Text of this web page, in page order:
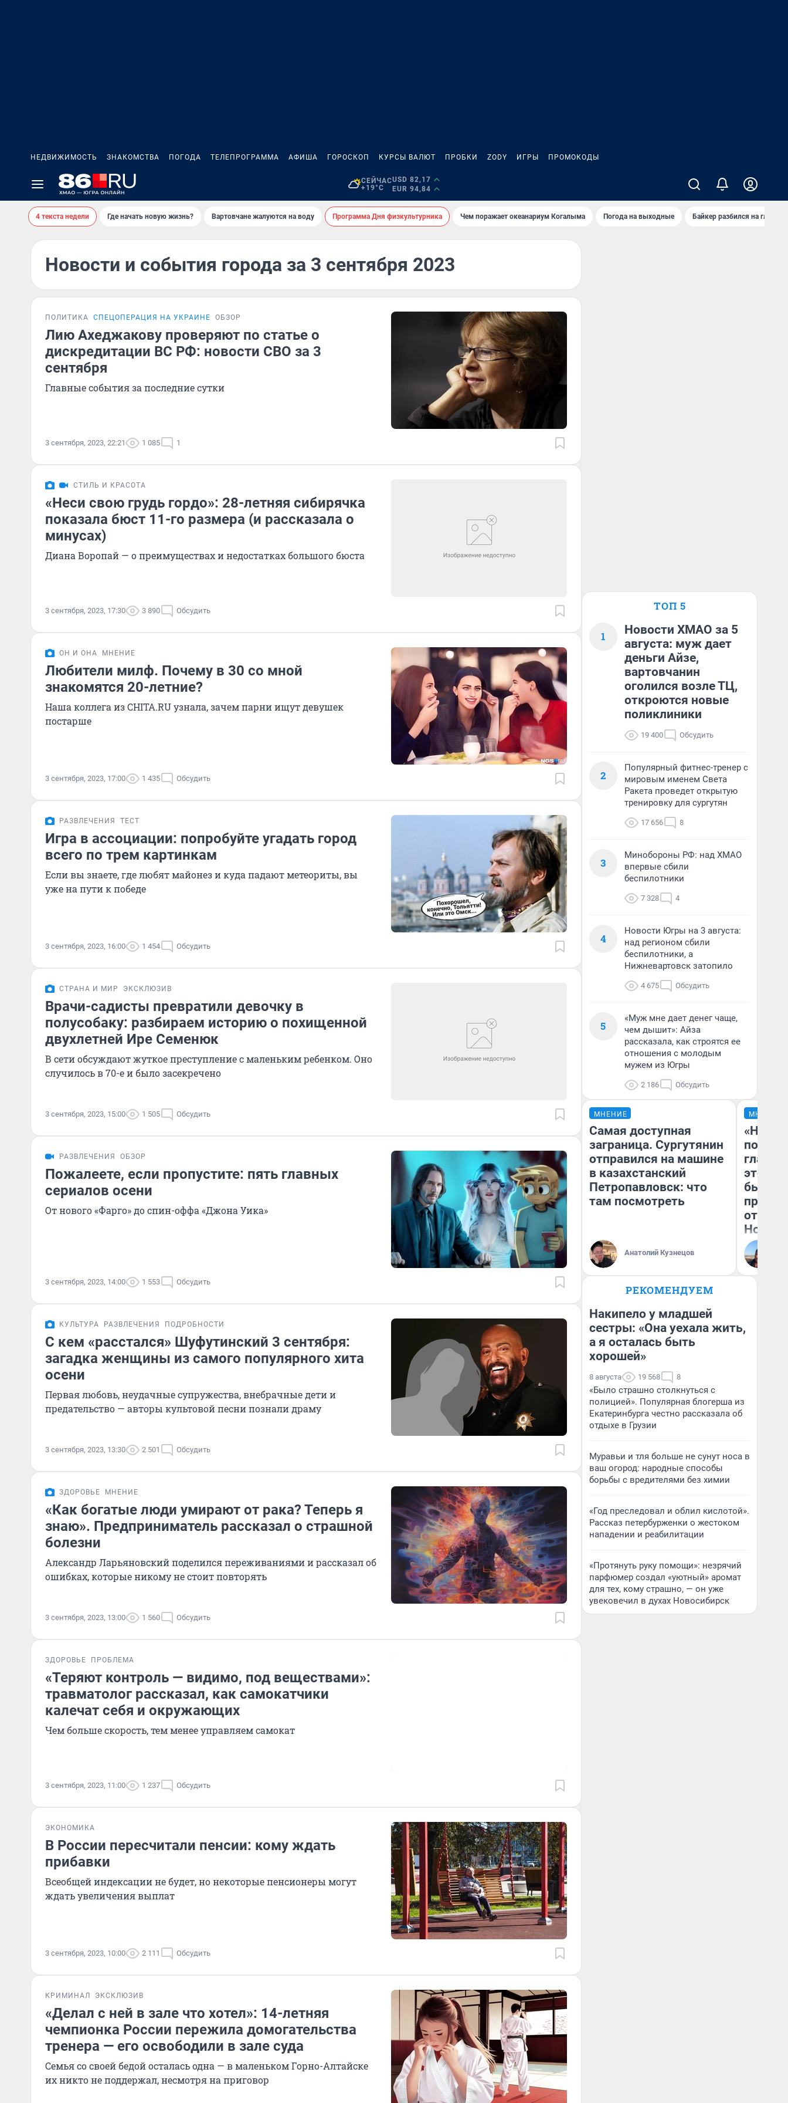
НЕДВИЖИМОСТЬ ЗНАКОМСТВА ПОГОДА ТЕЛЕПРОГРАММА АФИША ГОРОСКОП КУРСЫ ВАЛЮТ ПРОБКИ ZODY ИГРЫ ПРОМОКОДЫ
СЕЙЧАС
+19°C
USD 82,17
EUR 94,84
4 текста недели Где начать новую жизнь? Вартовчане жалуются на воду Программа Дня физкультурника Чем поражает океанариум Когалыма Погода на выходные Байкер разбился на глазах
Новости и события города за 3 сентября 2023
ПОЛИТИКА СПЕЦОПЕРАЦИЯ НА УКРАИНЕ ОБЗОР
Лию Ахеджакову проверяют по статье о
дискредитации ВС РФ: новости СВО за 3
сентября
Главные события за последние сутки
3 сентября, 2023, 22:21 1 085 1
СТИЛЬ И КРАСОТА
«Неси свою грудь гордо»: 28-летняя сибирячка
показала бюст 11-го размера (и рассказала о
минусах)
Диана Воропай — о преимуществах и недостатках большого бюста
3 сентября, 2023, 17:30 3 890 Обсудить
ОН И ОНА МНЕНИЕ
Любители милф. Почему в 30 со мной
знакомятся 20-летние?
Наша коллега из CHITA.RU узнала, зачем парни ищут девушек
постарше
3 сентября, 2023, 17:00 1 435 Обсудить
РАЗВЛЕЧЕНИЯ ТЕСТ
Игра в ассоциации: попробуйте угадать город
всего по трем картинкам
Если вы знаете, где любят майонез и куда падают метеориты, вы
уже на пути к победе
3 сентября, 2023, 16:00 1 454 Обсудить
СТРАНА И МИР ЭКСКЛЮЗИВ
Врачи-садисты превратили девочку в
полусобаку: разбираем историю о похищенной
двухлетней Ире Семенюк
В сети обсуждают жуткое преступление с маленьким ребенком. Оно
случилось в 70-е и было засекречено
3 сентября, 2023, 15:00 1 505 Обсудить
РАЗВЛЕЧЕНИЯ ОБЗОР
Пожалеете, если пропустите: пять главных
сериалов осени
От нового «Фарго» до спин-оффа «Джона Уика»
3 сентября, 2023, 14:00 1 553 Обсудить
КУЛЬТУРА РАЗВЛЕЧЕНИЯ ПОДРОБНОСТИ
С кем «расстался» Шуфутинский 3 сентября:
загадка женщины из самого популярного хита
осени
Первая любовь, неудачные супружества, внебрачные дети и
предательство — авторы культовой песни познали драму
3 сентября, 2023, 13:30 2 501 Обсудить
ЗДОРОВЬЕ МНЕНИЕ
«Как богатые люди умирают от рака? Теперь я
знаю». Предприниматель рассказал о страшной
болезни
Александр Ларьяновский поделился переживаниями и рассказал об
ошибках, которые никому не стоит повторять
3 сентября, 2023, 13:00 1 560 Обсудить
ЗДОРОВЬЕ ПРОБЛЕМА
«Теряют контроль — видимо, под веществами»:
травматолог рассказал, как самокатчики
калечат себя и окружающих
Чем больше скорость, тем менее управляем самокат
3 сентября, 2023, 11:00 1 237 Обсудить
ЭКОНОМИКА
В России пересчитали пенсии: кому ждать
прибавки
Всеобщей индексации не будет, но некоторые пенсионеры могут
ждать увеличения выплат
3 сентября, 2023, 10:00 2 111 Обсудить
КРИМИНАЛ ЭКСКЛЮЗИВ
«Делал с ней в зале что хотел»: 14-летняя
чемпионка России пережила домогательства
тренера — его освободили в зале суда
Семья со своей бедой осталась одна — в маленьком Горно-Алтайске
их никто не поддержал, несмотря на приговор
ТОП 5
1
Новости ХМАО за 5
августа: муж дает
деньги Айзе,
вартовчанин
оголился возле ТЦ,
откроются новые
поликлиники
19 400 Обсудить
2
Популярный фитнес-тренер с
мировым именем Света
Ракета проведет открытую
тренировку для сургутян
17 656 8
3
Минобороны РФ: над ХМАО
впервые сбили
беспилотники
7 328 4
4
Новости Югры на 3 августа:
над регионом сбили
беспилотники, а
Нижневартовск затопило
4 675 Обсудить
5
«Муж мне дает денег чаще,
чем дышит»: Айза
рассказала, как строятся ее
отношения с молодым
мужем из Югры
2 186 Обсудить
МНЕНИЕ
Самая доступная
заграница. Сургутянин
отправился на машине
в казахстанский
Петропавловск: что
там посмотреть
Анатолий Кузнецов
МНЕНИЕ
этого
бьет
отзыв
Нолана
РЕКОМЕНДУЕМ
Накипело у младшей
сестры: «Она уехала жить,
а я осталась быть
хорошей»
8 августа 19 568 8
«Было страшно столкнуться с
полицией». Популярная блогерша из
Екатеринбурга честно рассказала об
отдыхе в Грузии
Муравьи и тля больше не сунут носа в
ваш огород: народные способы
борьбы с вредителями без химии
«Год преследовал и облил кислотой».
Рассказ петербурженки о жестоком
нападении и реабилитации
«Протянуть руку помощи»: незрячий
парфюмер создал «уютный» аромат
для тех, кому страшно, — он уже
увековечил в духах Новосибирск